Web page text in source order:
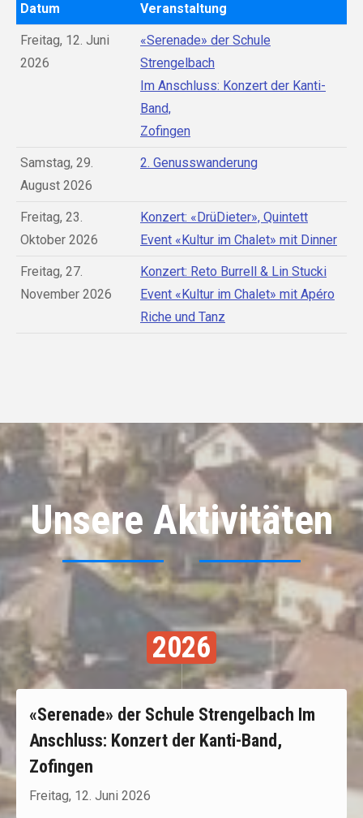
Datum Veranstaltung
Freitag, 12. Juni
2026
«Serenade» der Schule
Strengelbach
Im Anschluss: Konzert der Kanti-
Band,
Zofingen
Samstag, 29.
August 2026
2. Genusswanderung
Freitag, 23.
Oktober 2026
Konzert: «DrüDieter», Quintett
Event «Kultur im Chalet» mit Dinner
Freitag, 27.
November 2026
Konzert: Reto Burrell & Lin Stucki
Event «Kultur im Chalet» mit Apéro
Riche und Tanz
Unsere Aktivitäten
2026
«Serenade» der Schule Strengelbach Im
Anschluss: Konzert der Kanti-Band,
Zofingen
Freitag, 12. Juni 2026